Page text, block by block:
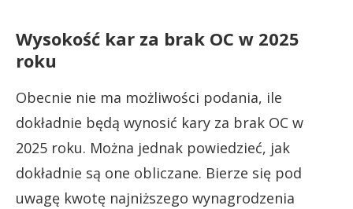
Wysokość kar za brak OC w 2025
roku
Obecnie nie ma możliwości podania, ile
dokładnie będą wynosić kary za brak OC w
2025 roku. Można jednak powiedzieć, jak
dokładnie są one obliczane. Bierze się pod
uwagę kwotę najniższego wynagrodzenia